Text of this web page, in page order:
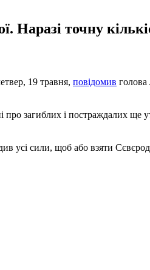
Наразі точну
19 травня, повідомив голова
загиблих і постраждалих ще
усі сили, щоб або взяти